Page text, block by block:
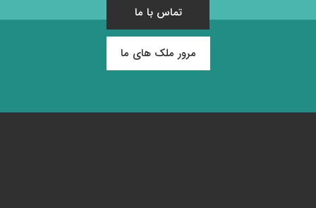
تماس با ما
مرور ملک های ما